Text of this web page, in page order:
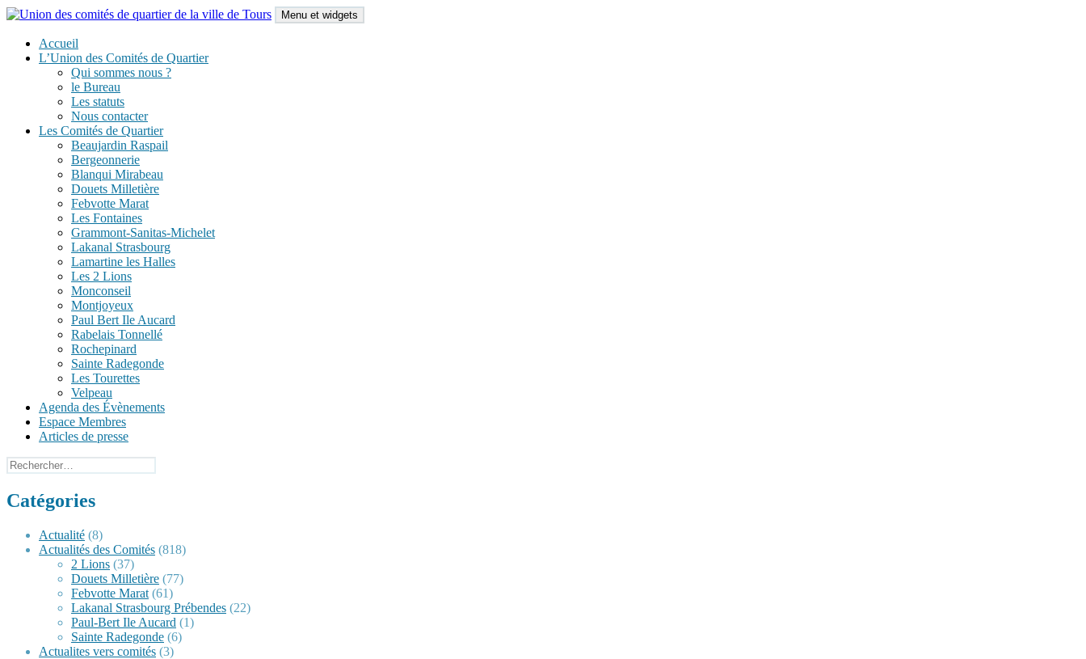
Aller
contenu
Union des comités de quartier de la ville de Tours
Menu et widgets
Accueil
L’Union des Comités de Quartier
Qui sommes nous ?
le Bureau
Les statuts
Nous contacter
Les Comités de Quartier
Beaujardin Raspail
Bergeonnerie
Blanqui Mirabeau
Douets Milletière
Febvotte Marat
Les Fontaines
Grammont-Sanitas-Michelet
Lakanal Strasbourg
Lamartine les Halles
Les 2 Lions
Monconseil
Montjoyeux
Paul Bert Ile Aucard
Rabelais Tonnellé
Rochepinard
Sainte Radegonde
Les Tourettes
Velpeau
Agenda des Évènements
Espace Membres
Articles de presse
Rechercher :
Catégories
Actualité (8)
Actualités des Comités (818)
2 Lions (37)
Douets Milletière (77)
Febvotte Marat (61)
Lakanal Strasbourg Prébendes (22)
Paul-Bert Ile Aucard (1)
Sainte Radegonde (6)
Actualites vers comités (3)